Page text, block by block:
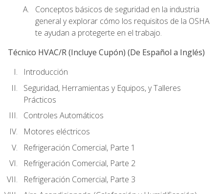
Conceptos básicos de seguridad en la industria
general y explorar cómo los requisitos de la OSHA
te ayudan a protegerte en el trabajo.
Técnico HVAC/R (Incluye Cupón) (De Español a Inglés)
Introducción
Seguridad, Herramientas y Equipos, y Talleres
Prácticos
Controles Automáticos
Motores eléctricos
Refrigeración Comercial, Parte 1
Refrigeración Comercial, Parte 2
Refrigeración Comercial, Parte 3